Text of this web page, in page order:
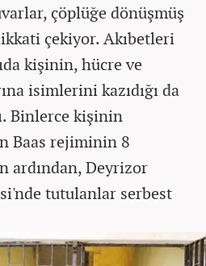
çöplüğe dönüşmüş
çekiyor. Akıbetleri
kişinin, hücre ve
isimlerini kazıdığı da
Binlerce kişinin
Baas rejiminin 8
ardından, Deyrizor
tutulanlar serbest